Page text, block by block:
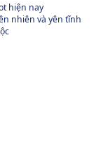
hiện nay
nhiên và yên tĩnh